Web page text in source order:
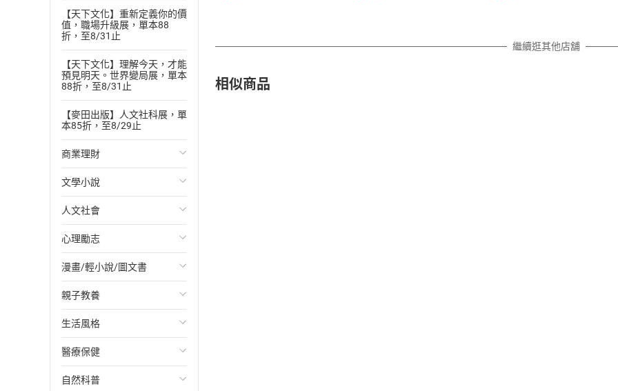
【天下文化】重新定義你的價
值，職場升級展，單本88
折，至8/31止
【天下文化】理解今天，才能
預見明天。世界變局展，單本
88折，至8/31止
【麥田出版】人文社科展，單
本85折，至8/29止
商業理財
投資理財
經濟/趨勢
財務/金融
管理/領導
職場工作術
成功法
行銷/廣告
傳記
文學小說
歐美文學
日本文學
韓國文學
華文文學
經典文學
成長/家庭生活小說
懸疑/推理小說
人文社會
國際關係
政治
社會科學
台灣/中國歷史
日/韓歷史
其他歷史/史學
心理勵志
心靈成長/情緒
人際關係
兩性關係
心理學
漫畫/輕小說/圖文書
輕小說
奇幻/科幻
愛情故事
職場/社會寫實
親子教養
教育現場
兒童文學/故事
兒童科普/學習
生活風格
飲食/食譜
健身/美顏
醫療保健
健康/養生
自然科普
繼續逛其他店舖
相似商品